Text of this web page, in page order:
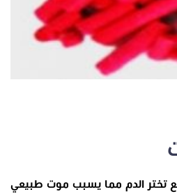
تختر الدم مما يسبب موت طبيعي